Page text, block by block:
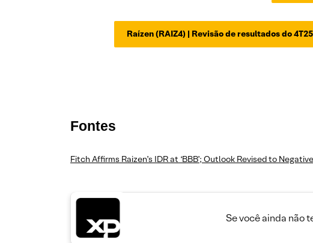
Raízen (RAIZ4) | Revisão de resultados do
Fontes
Fitch Affirms Raizen’s IDR at ‘BBB’; Outlook Revised to Negative
Se você ainda não